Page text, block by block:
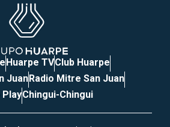
Huarpe TVClub Huarpe
JuanRadio Mitre San Juan
PlayChingui-Chingui